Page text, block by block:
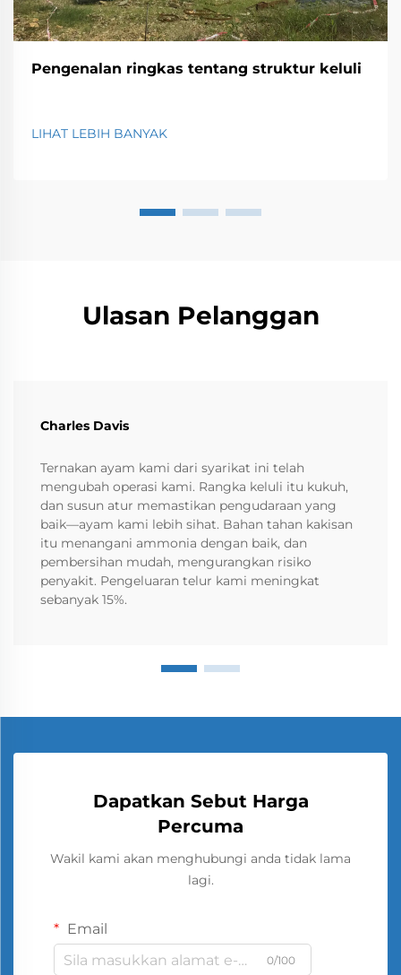
Pengenalan ringkas tentang struktur keluli
LIHAT LEBIH BANYAK
Ulasan Pelanggan
Charles Davis
Ternakan ayam kami dari syarikat ini telah
mengubah operasi kami. Rangka keluli itu kukuh,
dan susun atur memastikan pengudaraan yang
baik—ayam kami lebih sihat. Bahan tahan kakisan
itu menangani ammonia dengan baik, dan
pembersihan mudah, mengurangkan risiko
penyakit. Pengeluaran telur kami meningkat
sebanyak 15%.
Dapatkan Sebut Harga
Percuma
Wakil kami akan menghubungi anda tidak lama
lagi.
Email
0/100